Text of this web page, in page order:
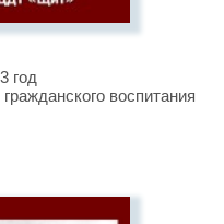
год
воспитания